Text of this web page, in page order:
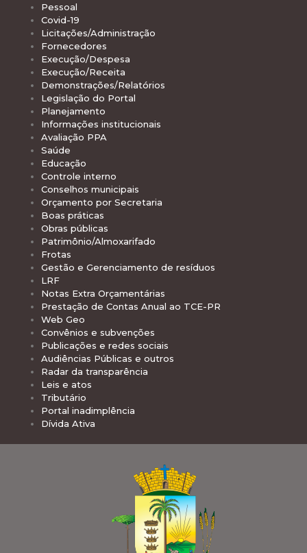
Pessoal
Covid-19
Licitações/Administração
Fornecedores
Execução/Despesa
Execução/Receita
Demonstrações/Relatórios
Legislação do Portal
Planejamento
Informações institucionais
Avaliação PPA
Saúde
Educação
Controle interno
Conselhos municipais
Orçamento por Secretaria
Boas práticas
Obras públicas
Patrimônio/Almoxarifado
Frotas
Gestão e Gerenciamento de resíduos
LRF
Notas Extra Orçamentárias
Prestação de Contas Anual ao TCE-PR
Web Geo
Convênios e subvenções
Publicações e redes sociais
Audiências Públicas e outros
Radar da transparência
Leis e atos
Tributário
Portal inadimplência
Dívida Ativa